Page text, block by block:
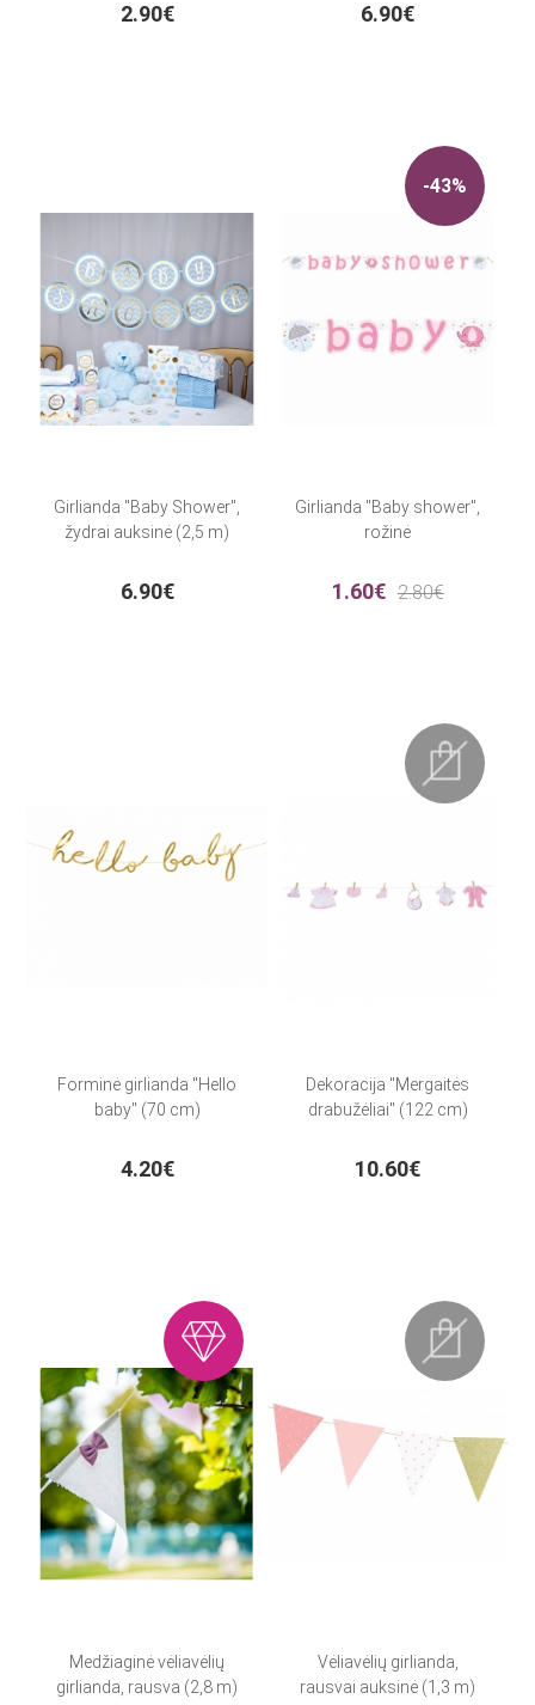
2.90€ 6.90€
Girlianda "Baby Shower",
žydrai auksinė (2,5 m)
6.90€
-43%
Girlianda "Baby shower",
rožinė
1.60€ 2.80€
Forminė girlianda "Hello
baby" (70 cm)
4.20€
Dekoracija "Mergaitės
drabužėliai" (122 cm)
10.60€
Medžiaginė vėliavėlių
girlianda, rausva (2,8 m)
Vėliavėlių girlianda,
rausvai auksinė (1,3 m)